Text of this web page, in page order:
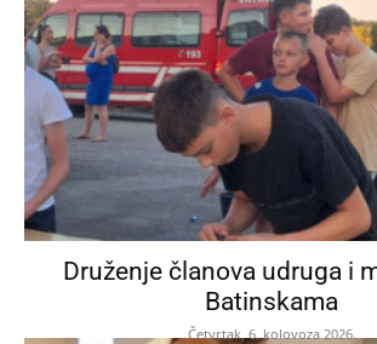
Druženje članova udruga i
Batinskama
Četvrtak, 6. kolovoza 2026.